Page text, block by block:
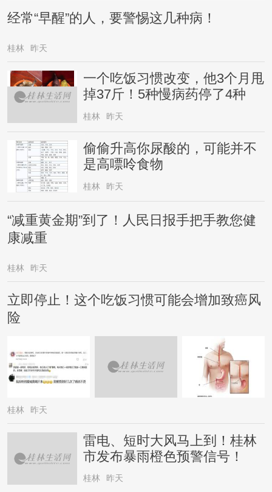
经常“早醒”的人，要警惕这几种病！
桂林 昨天
一个吃饭习惯改变，他3个月甩
掉37斤！5种慢病药停了4种
桂林 昨天
偷偷升高你尿酸的，可能并不
是高嘌呤食物
桂林 昨天
“减重黄金期”到了！人民日报手把手教您健
康减重
桂林 昨天
立即停止！这个吃饭习惯可能会增加致癌风
险
桂林 昨天
雷电、短时大风马上到！桂林
市发布暴雨橙色预警信号！
桂林 昨天